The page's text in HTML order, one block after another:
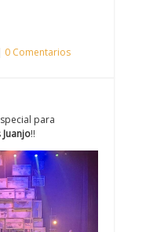
0 Comentarios
para
Juanjo!!